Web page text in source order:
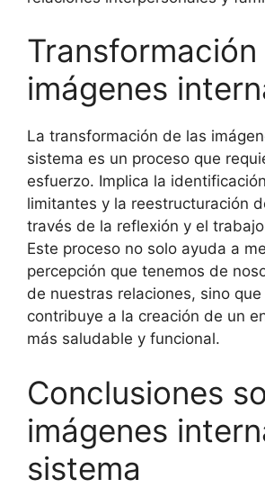
Transformación
imágenes
La transformación de las
sistema es un proceso que
esfuerzo. Implica la
limitantes y la reestructuración
través de la reflexión y el
Este proceso no solo ayuda a
percepción que tenemos de
de nuestras relaciones, sino
contribuye a la creación de un
más saludable y funcional.
Conclusiones
imágenes
sistema